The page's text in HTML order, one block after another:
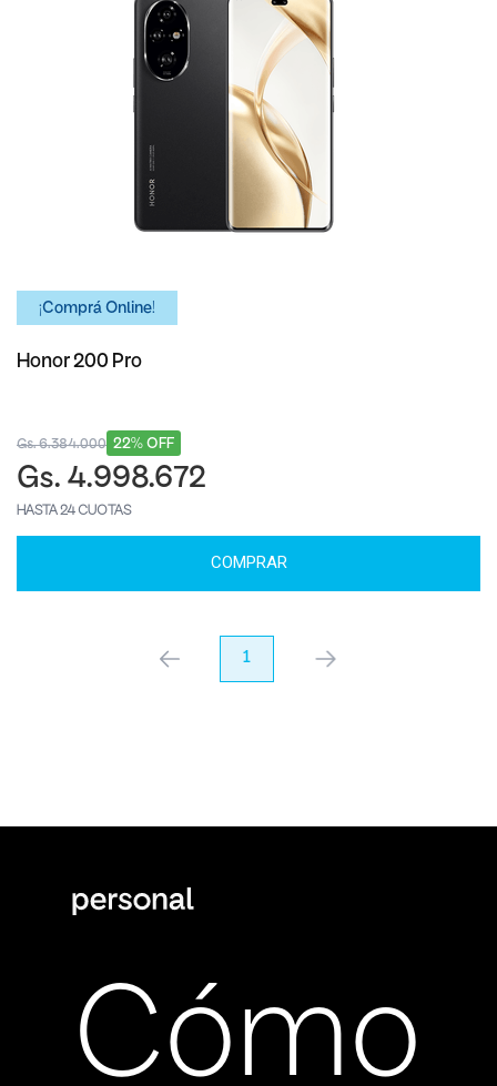
¡Comprá Online!
Honor 200 Pro
22% OFF
Gs. 6.384.000
Gs. 4.998.672
HASTA 24 CUOTAS
COMPRAR
anterior 1 próximo
Cómo